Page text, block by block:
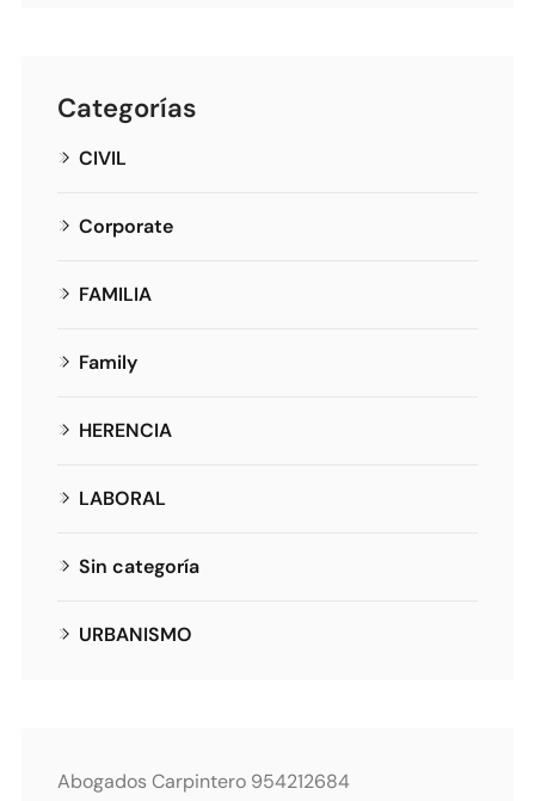
Categorías
CIVIL
Corporate
FAMILIA
Family
HERENCIA
LABORAL
Sin categoría
URBANISMO
Abogados Carpintero 954212684